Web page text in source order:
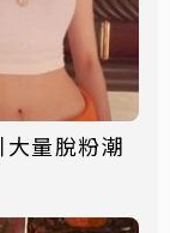
量脫粉潮